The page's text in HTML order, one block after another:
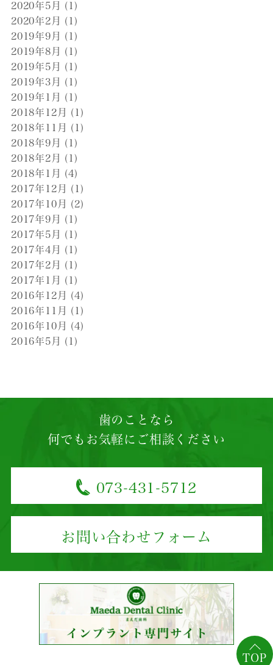
2020年5月 (1)
2020年2月 (1)
2019年9月 (1)
2019年8月 (1)
2019年5月 (1)
2019年3月 (1)
2019年1月 (1)
2018年12月 (1)
2018年11月 (1)
2018年9月 (1)
2018年2月 (1)
2018年1月 (4)
2017年12月 (1)
2017年10月 (2)
2017年9月 (1)
2017年5月 (1)
2017年4月 (1)
2017年2月 (1)
2017年1月 (1)
2016年12月 (4)
2016年11月 (1)
2016年10月 (4)
2016年5月 (1)
TOP
歯のことなら
何でもお気軽にご相談ください
073-431-5712
お問い合わせフォーム